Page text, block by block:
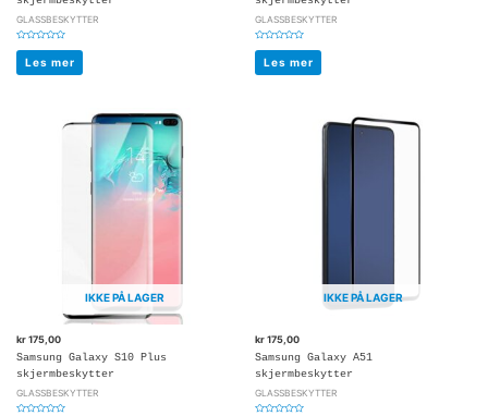
GLASSBESKYTTER
Vurdert
av
5
Les mer
GLASSBESKYTTER
Vurdert
av
5
Les mer
IKKE PÅ LAGER
kr175,00
Samsung Galaxy S10 Plus
skjermbeskytter
GLASSBESKYTTER
IKKE PÅ LAGER
kr175,00
Samsung Galaxy A51
skjermbeskytter
GLASSBESKYTTER